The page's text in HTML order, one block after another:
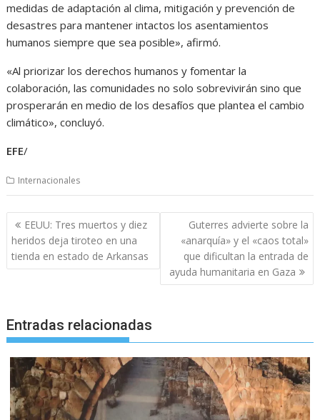
medidas de adaptación al clima, mitigación y prevención de
desastres para mantener intactos los asentamientos
humanos siempre que sea posible», afirmó.
«Al priorizar los derechos humanos y fomentar la
colaboración, las comunidades no solo sobrevivirán sino que
prosperarán en medio de los desafíos que plantea el cambio
climático», concluyó.
EFE/
Internacionales
Navegación
de
entradas
EEUU: Tres muertos y diez
heridos deja tiroteo en una
tienda en estado de Arkansas
Guterres advierte sobre la
«anarquía» y el «caos total»
que dificultan la entrada de
ayuda humanitaria en Gaza
Entradas relacionadas